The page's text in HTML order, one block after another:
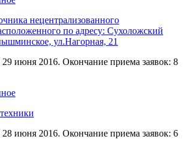
нецентрализованного
по адресу: Сухоложский
ул.Нагорная, 21
29 июня 2016. Окончание приема заявок: 8
28 июня 2016. Окончание приема заявок: 6